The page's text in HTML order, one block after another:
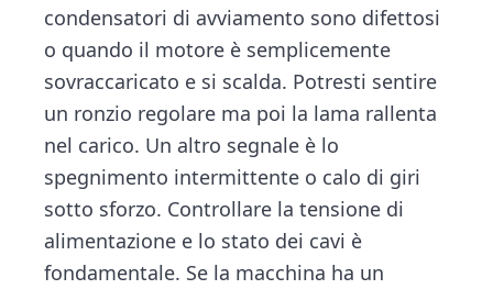
condensatori di avviamento sono difettosi
o quando il motore è semplicemente
sovraccaricato e si scalda. Potresti sentire
un ronzio regolare ma poi la lama rallenta
nel carico. Un altro segnale è lo
spegnimento intermittente o calo di giri
sotto sforzo. Controllare la tensione di
alimentazione e lo stato dei cavi è
fondamentale. Se la macchina ha un